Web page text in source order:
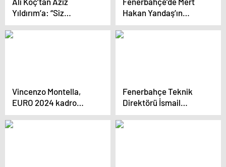
Yıldırım’a: “Siz
çıldırdınız mı ya, akli
melekelerinizi mi
Hakan Yandaş’ın
cezasında indirim
Vincenzo Montella,
EURO 2024 kadro
tercihi kriterlerini
açıkladı
Fenerbahçe Teknik
Direktörü İsmail
Kartal’dan eleştirilere
yanıt